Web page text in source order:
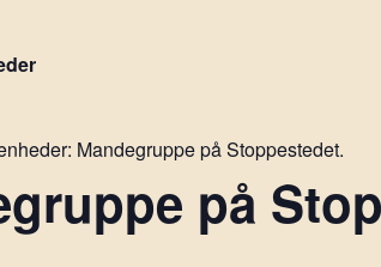
Mandegruppe på Stoppestedet.
på